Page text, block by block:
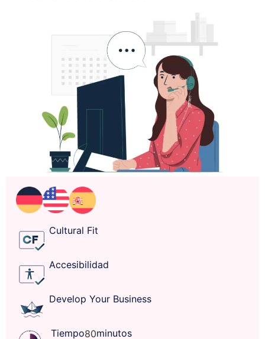
Cultural Fit
Accesibilidad
Develop Your Business
Tiempo80minutos